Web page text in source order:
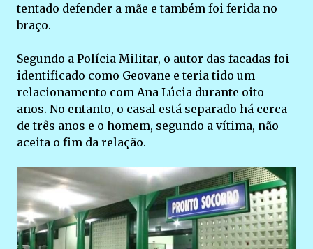
tentado defender a mãe e também foi ferida no
braço.
Segundo a Polícia Militar, o autor das facadas foi
identificado como Geovane e teria tido um
relacionamento com Ana Lúcia durante oito
anos. No entanto, o casal está separado há cerca
de três anos e o homem, segundo a vítima, não
aceita o fim da relação.